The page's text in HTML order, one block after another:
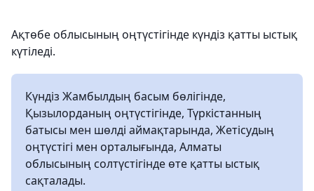
Ақтөбе облысының оңтүстігінде күндіз қатты ыстық
күтіледі.
Күндіз Жамбылдың басым бөлігінде,
Қызылорданың оңтүстігінде, Түркістанның
батысы мен шөлді аймақтарында, Жетісудың
оңтүстігі мен орталығында, Алматы
облысының солтүстігінде өте қатты ыстық
сақталады.